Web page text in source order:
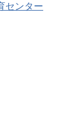
センター